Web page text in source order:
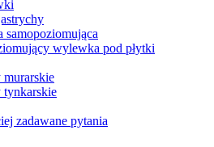
samopoziomująca
wylewka pod płytki
murarskie
tynkarskie
zadawane pytania